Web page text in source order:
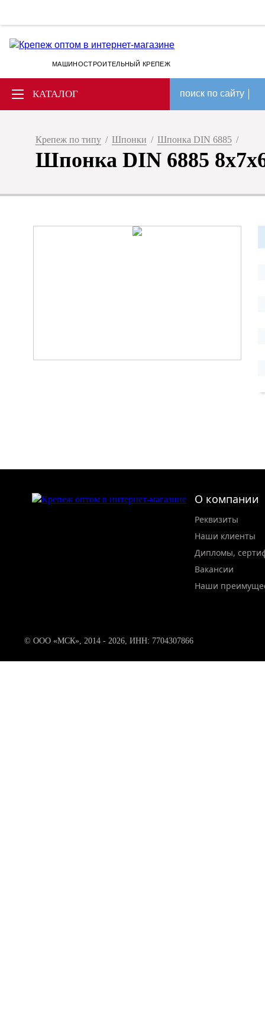
МАШИНОСТРОИТЕЛЬНЫЙ КРЕПЕЖ
КАТАЛОГ поиск по сайту
Крепеж по типу / Шпонки / Шпонка DIN 6885 /
Шпонка DIN 6885
О компании
Реквизиты
Наши клиенты
Дипломы,
Вакансии
Наши
© ООО «МСК», 2014 - 2026, ИНН: 7704307866